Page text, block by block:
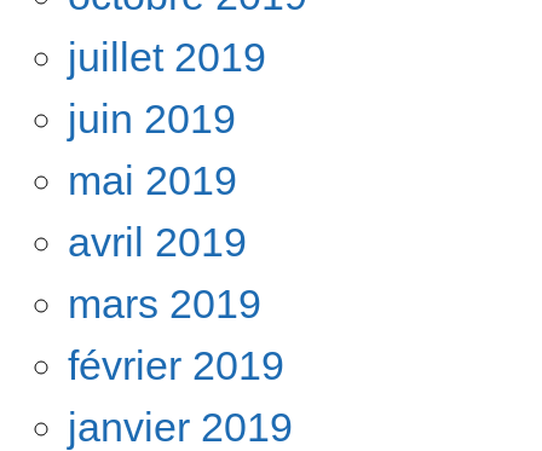
juillet 2019
juin 2019
mai 2019
avril 2019
mars 2019
février 2019
janvier 2019